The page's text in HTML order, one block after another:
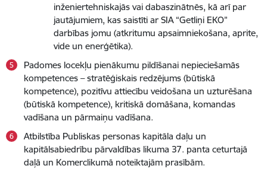
inženiertehniskajās vai dabaszinātnēs, kā arī par
jautājumiem, kas saistīti ar SIA “Getliņi EKO”
darbības jomu (atkritumu apsaimniekošana, aprite,
vide un enerģētika).
Padomes locekļu pienākumu pildīšanai nepieciešamās
kompetences – stratēģiskais redzējums (būtiskā
kompetence), pozitīvu attiecību veidošana un uzturēšana
(būtiskā kompetence), kritiskā domāšana, komandas
vadīšana un pārmaiņu vadīšana.
Atbilstība Publiskas personas kapitāla daļu un
kapitālsabiedrību pārvaldības likuma 37. panta ceturtajā
daļā un Komerclikumā noteiktajām prasībām.